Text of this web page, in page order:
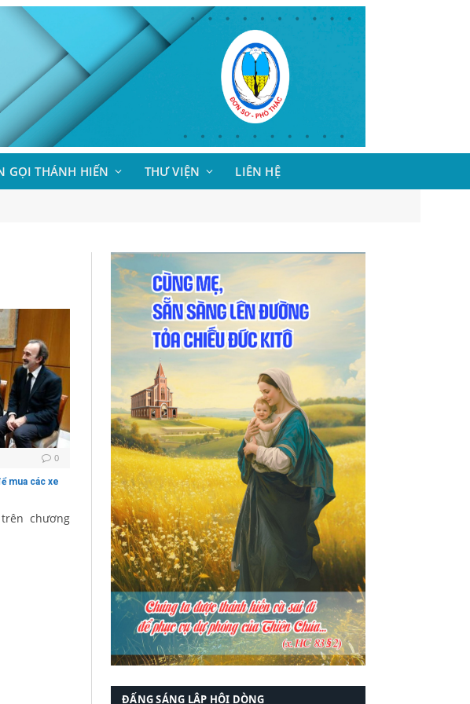
GỌI THÁNH HIẾN THƯ VIỆN LIÊN HỆ
0
mua các xe
chương
ĐẤNG SÁNG LẬP HỘI DÒNG